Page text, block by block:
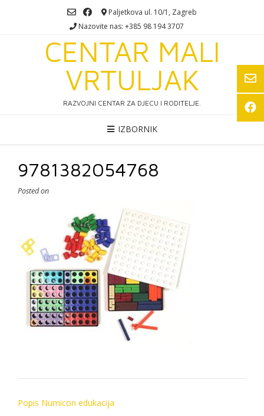
Paljetkova ul. 10/1, Zagreb
Nazovite nas: +385 98 194 3707
CENTAR MALI
VRTULJAK
RAZVOJNI CENTAR ZA DJECU I RODITELJE.
IZBORNIK
9781382054768
Posted on
Post
Popis Numicon edukacija